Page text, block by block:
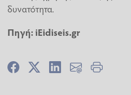
δυνατότητα.
Πηγή: iEidiseis.gr